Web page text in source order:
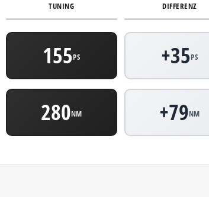
TUNING DIFFERENZ
155PS +35PS
280NM +79NM